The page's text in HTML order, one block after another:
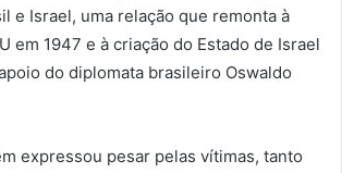
e Israel, uma relação que remonta à
em 1947 e à criação do Estado de Israel
do diplomata brasileiro Oswaldo
expressou pesar pelas vítimas, tanto